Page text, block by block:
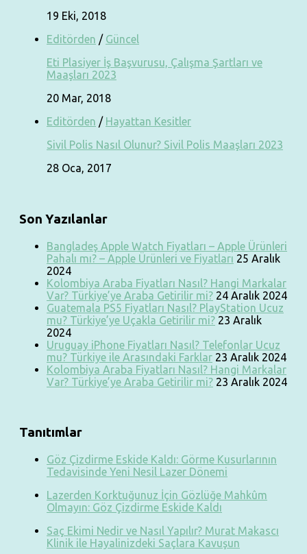
19 Eki, 2018
Editörden / Güncel
Eti Plasiyer İş Başvurusu, Çalışma Şartları ve
Maaşları 2023
20 Mar, 2018
Editörden / Hayattan Kesitler
Sivil Polis Nasıl Olunur? Sivil Polis Maaşları 2023
28 Oca, 2017
Son Yazılanlar
Bangladeş Apple Watch Fiyatları – Apple Ürünleri
Pahalı mı? – Apple Ürünleri ve Fiyatları 25 Aralık
2024
Kolombiya Araba Fiyatları Nasıl? Hangi Markalar
Var? Türkiye’ye Araba Getirilir mi? 24 Aralık 2024
Guatemala PS5 Fiyatları Nasıl? PlayStation Ucuz
mu? Türkiye’ye Uçakla Getirilir mi? 23 Aralık
2024
Uruguay iPhone Fiyatları Nasıl? Telefonlar Ucuz
mu? Türkiye ile Arasındaki Farklar 23 Aralık 2024
Kolombiya Araba Fiyatları Nasıl? Hangi Markalar
Var? Türkiye’ye Araba Getirilir mi? 23 Aralık 2024
Tanıtımlar
Göz Çizdirme Eskide Kaldı: Görme Kusurlarının
Tedavisinde Yeni Nesil Lazer Dönemi
Lazerden Korktuğunuz İçin Gözlüğe Mahkûm
Olmayın: Göz Çizdirme Eskide Kaldı
Saç Ekimi Nedir ve Nasıl Yapılır? Murat Makascı
Klinik ile Hayalinizdeki Saçlara Kavuşun